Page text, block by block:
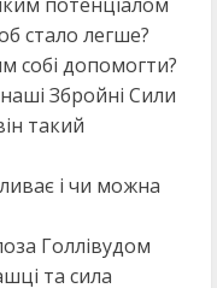
стало легше?
собі допомогти?
Збройні Сили
такий
і чи можна
Голлівудом
та сила